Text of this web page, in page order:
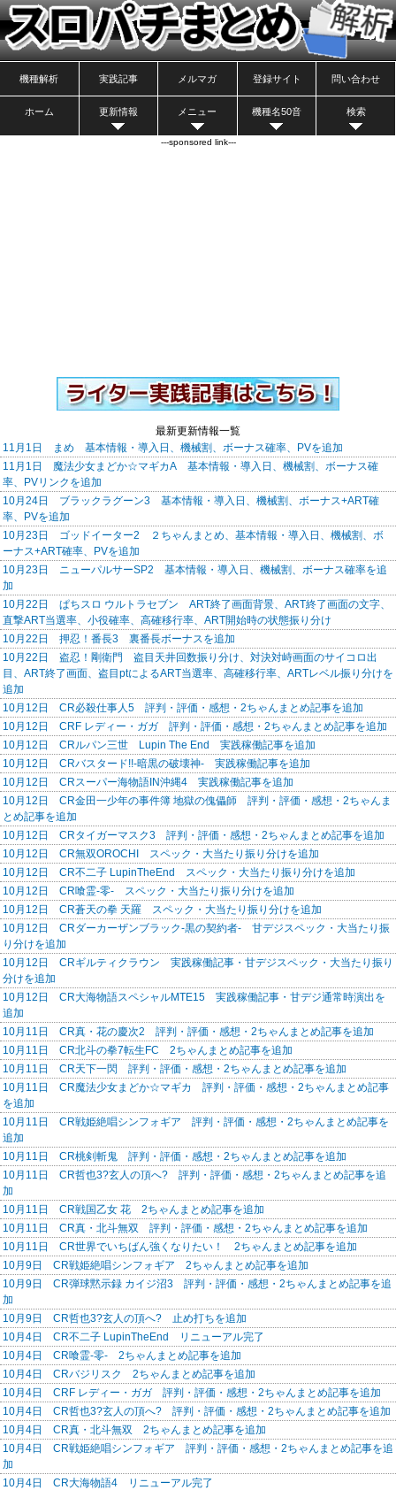
機種解析 実践記事 メルマガ 登録サイト 問い合わせ
ホーム 更新情報 メニュー 機種名50音 検索
---sponsored link---
最新更新情報一覧
11月1日 まめ 基本情報・導入日、機械割、ボーナス確率、PVを追加
11月1日 魔法少女まどか☆マギカA 基本情報・導入日、機械割、ボーナス確
率、PVリンクを追加
10月24日 ブラックラグーン3 基本情報・導入日、機械割、ボーナス+ART確
率、PVを追加
10月23日 ゴッドイーター2 ２ちゃんまとめ、基本情報・導入日、機械割、ボ
ーナス+ART確率、PVを追加
10月23日 ニューパルサーSP2 基本情報・導入日、機械割、ボーナス確率を追
加
10月22日 ぱちスロ ウルトラセブン ART終了画面背景、ART終了画面の文字、
直撃ART当選率、小役確率、高確移行率、ART開始時の状態振り分け
10月22日 押忍！番長3 裏番長ボーナスを追加
10月22日 盗忍！剛衛門 盗目天井回数振り分け、対決対峙画面のサイコロ出
目、ART終了画面、盗目ptによるART当選率、高確移行率、ARTレベル振り分けを
追加
10月12日 CR必殺仕事人5 評判・評価・感想・2ちゃんまとめ記事を追加
10月12日 CRF レディー・ガガ 評判・評価・感想・2ちゃんまとめ記事を追加
10月12日 CRルパン三世 Lupin The End 実践稼働記事を追加
10月12日 CRバスタード!!-暗黒の破壊神- 実践稼働記事を追加
10月12日 CRスーパー海物語IN沖縄4 実践稼働記事を追加
10月12日 CR金田一少年の事件簿 地獄の傀儡師 評判・評価・感想・2ちゃんま
とめ記事を追加
10月12日 CRタイガーマスク3 評判・評価・感想・2ちゃんまとめ記事を追加
10月12日 CR無双OROCHI スペック・大当たり振り分けを追加
10月12日 CR不二子 LupinTheEnd スペック・大当たり振り分けを追加
10月12日 CR喰霊-零- スペック・大当たり振り分けを追加
10月12日 CR蒼天の拳 天羅 スペック・大当たり振り分けを追加
10月12日 CRダーカーザンブラック-黒の契約者- 甘デジスペック・大当たり振
り分けを追加
10月12日 CRギルティクラウン 実践稼働記事・甘デジスペック・大当たり振り
分けを追加
10月12日 CR大海物語スペシャルMTE15 実践稼働記事・甘デジ通常時演出を
追加
10月11日 CR真・花の慶次2 評判・評価・感想・2ちゃんまとめ記事を追加
10月11日 CR北斗の拳7転生FC 2ちゃんまとめ記事を追加
10月11日 CR天下一閃 評判・評価・感想・2ちゃんまとめ記事を追加
10月11日 CR魔法少女まどか☆マギカ 評判・評価・感想・2ちゃんまとめ記事
を追加
10月11日 CR戦姫絶唱シンフォギア 評判・評価・感想・2ちゃんまとめ記事を
追加
10月11日 CR桃剣斬鬼 評判・評価・感想・2ちゃんまとめ記事を追加
10月11日 CR哲也3?玄人の頂へ? 評判・評価・感想・2ちゃんまとめ記事を追
加
10月11日 CR戦国乙女 花 2ちゃんまとめ記事を追加
10月11日 CR真・北斗無双 評判・評価・感想・2ちゃんまとめ記事を追加
10月11日 CR世界でいちばん強くなりたい！ 2ちゃんまとめ記事を追加
10月9日 CR戦姫絶唱シンフォギア 2ちゃんまとめ記事を追加
10月9日 CR弾球黙示録 カイジ沼3 評判・評価・感想・2ちゃんまとめ記事を追
加
10月9日 CR哲也3?玄人の頂へ? 止め打ちを追加
10月4日 CR不二子 LupinTheEnd リニューアル完了
10月4日 CR喰霊-零- 2ちゃんまとめ記事を追加
10月4日 CRバジリスク 2ちゃんまとめ記事を追加
10月4日 CRF レディー・ガガ 評判・評価・感想・2ちゃんまとめ記事を追加
10月4日 CR哲也3?玄人の頂へ? 評判・評価・感想・2ちゃんまとめ記事を追加
10月4日 CR真・北斗無双 2ちゃんまとめ記事を追加
10月4日 CR戦姫絶唱シンフォギア 評判・評価・感想・2ちゃんまとめ記事を追
加
10月4日 CR大海物語4 リニューアル完了